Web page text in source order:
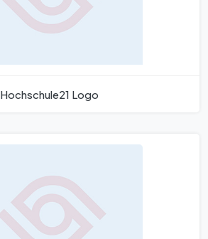
Hochschule21 Logo